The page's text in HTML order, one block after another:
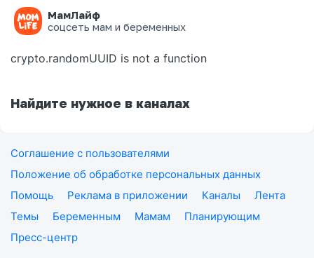
МамЛайф
соцсеть мам и беременных
Ошибка на странице
crypto.randomUUID is not a function
Найдите нужное в каналах
Соглашение с пользователями
Положение об обработке персональных данных
Помощь
Реклама в приложении Каналы
Лента
Темы
Беременным Мамам
Планирующим
Пресс-центр